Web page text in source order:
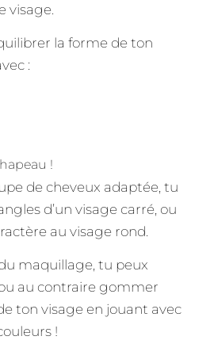
visage.
la forme de ton
:
!
de cheveux adaptée, tu
d’un visage carré, ou
au visage rond.
maquillage, tu peux
au contraire gommer
ton visage en jouant avec
!